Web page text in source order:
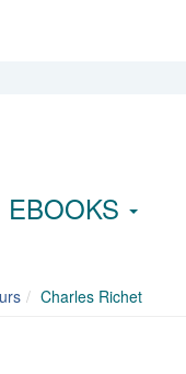
EBOOKS
Charles Richet